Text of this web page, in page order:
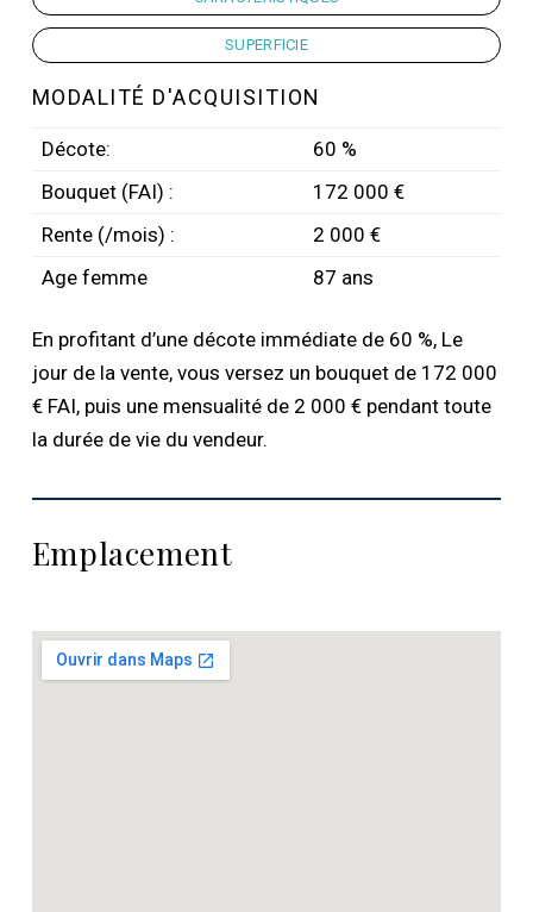
SUPERFICIE
MODALITÉ D'ACQUISITION
Décote:
60 %
Bouquet (FAI) :
172 000 €
Rente (/mois) :
2 000 €
Age femme
87 ans
En profitant d’une décote immédiate de 60 %, Le
jour de la vente, vous versez un bouquet de 172 000
€ FAI, puis une mensualité de 2 000 € pendant toute
la durée de vie du vendeur.
Emplacement